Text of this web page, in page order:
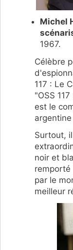
Michel
1967.
Célèbre
117 : Le
"OSS
est le
Surtout,
noir et
remporté
par le
meilleur